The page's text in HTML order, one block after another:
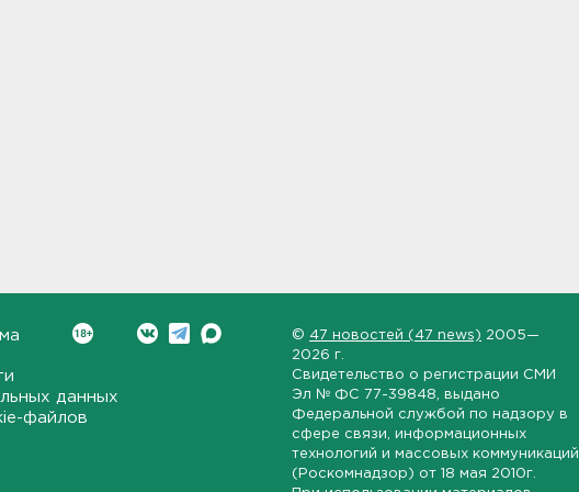
данных
файлов
© 47 новостей (47 news) 2005—
2026 г.
Свидетельство о регистрации СМИ
Эл № ФС 77-39848 , выдано
Федеральной службой по надзору в
сфере связи, информационных
технологий и массовых коммуникаций
(Роскомнадзор) от 18 мая 2010г.